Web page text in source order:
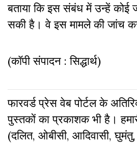
बताया कि इस संबंध में उन्हें कोई
सकी है। वे इस मामले की जांच
(कॉपी संपादन : सिद्धार्थ)
फारवर्ड प्रेस वेब पोर्टल के
पुस्‍तकों का प्रकाशक भी है।
(दलित, ओबीसी, आदिवासी,